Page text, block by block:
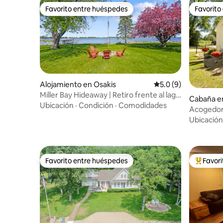
Favorito entre huéspedes
Favorito entre huéspedes
Alojamiento en Osakis Calificación
5.0 (9)
Miller Bay Hideaway | Retiro frente al lago
en Osakis
Ubicación · Condición · Comodidades
Favorito
Cabaña
loft
Ubicación
Favorito entre huéspedes
Favorito entre huéspedes Favorito